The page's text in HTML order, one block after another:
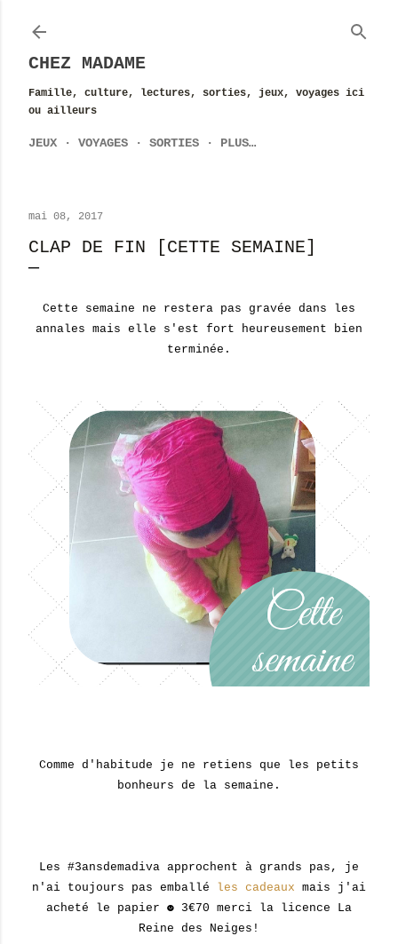
CHEZ MADAME
Famille, culture, lectures, sorties, jeux, voyages ici
ou ailleurs
JEUX VOYAGES SORTIES PLUS…
mai 08, 2017
CLAP DE FIN [CETTE SEMAINE]
Cette semaine ne restera pas gravée dans les
annales mais elle s'est fort heureusement bien
terminée.
Comme d'habitude je ne retiens que les petits
bonheurs de la semaine.
Les #3ansdemadiva approchent à grands pas, je
n'ai toujours pas emballé les cadeaux mais j'ai
acheté le papier ☻ 3€70 merci la licence La
Reine des Neiges!